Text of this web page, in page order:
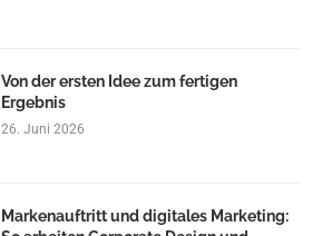
Von der ersten Idee zum fertigen
Ergebnis
26. Juni 2026
Markenauftritt und digitales Marketing: